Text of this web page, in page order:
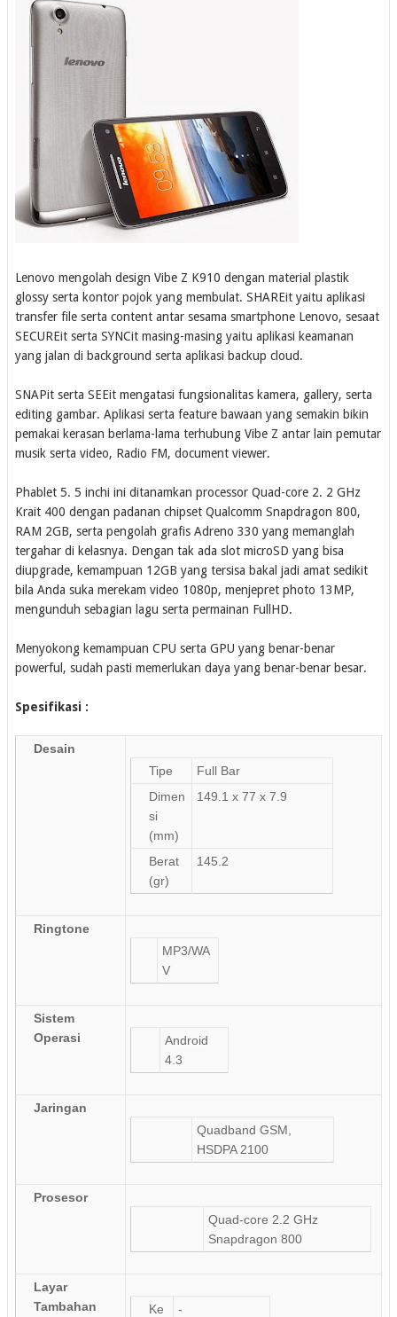
Lenovo mengolah design Vibe Z K910 dengan material plastik
glossy serta kontor pojok yang membulat. SHAREit yaitu aplikasi
transfer file serta content antar sesama smartphone Lenovo, sesaat
SECUREit serta SYNCit masing-masing yaitu aplikasi keamanan
yang jalan di background serta aplikasi backup cloud.
SNAPit serta SEEit mengatasi fungsionalitas kamera, gallery, serta
editing gambar. Aplikasi serta feature bawaan yang semakin bikin
pemakai kerasan berlama-lama terhubung Vibe Z antar lain pemutar
musik serta video, Radio FM, document viewer.
Phablet 5. 5 inchi ini ditanamkan processor Quad-core 2. 2 GHz
Krait 400 dengan padanan chipset Qualcomm Snapdragon 800,
RAM 2GB, serta pengolah grafis Adreno 330 yang memanglah
tergahar di kelasnya. Dengan tak ada slot microSD yang bisa
diupgrade, kemampuan 12GB yang tersisa bakal jadi amat sedikit
bila Anda suka merekam video 1080p, menjepret photo 13MP,
mengunduh sebagian lagu serta permainan FullHD.
Menyokong kemampuan CPU serta GPU yang benar-benar
powerful, sudah pasti memerlukan daya yang benar-benar besar.
Spesifikasi :
Desain
Tipe
Full Bar
Dimen
si
(mm)
149.1 x 77 x 7.9
Berat
(gr)
145.2
Ringtone
MP3/WA
V
Sistem
Operasi
Android
4.3
Jaringan
Quadband GSM,
HSDPA 2100
Prosesor
Quad-core 2.2 GHz
Snapdragon 800
Layar
Tambahan
Ke
-